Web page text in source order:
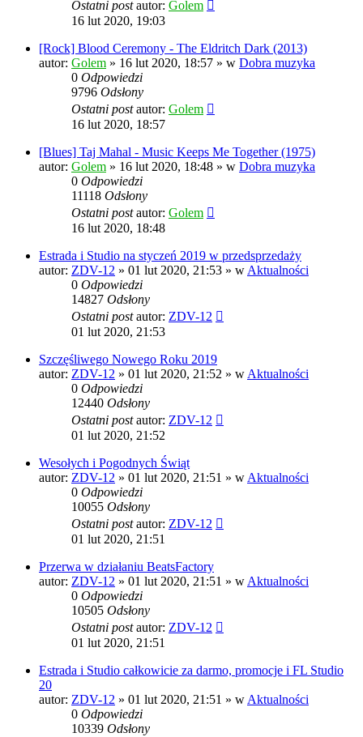
Ostatni postautor: Golem
16 lut 2020, 19:03
[Rock] Blood Ceremony - The Eldritch Dark (2013)
autor: Golem » 16 lut 2020, 18:57 » w Dobra muzyka
0 Odpowiedzi
9796 Odsłony
Ostatni postautor: Golem
16 lut 2020, 18:57
[Blues] Taj Mahal - Music Keeps Me Together (1975)
autor: Golem » 16 lut 2020, 18:48 » w Dobra muzyka
0 Odpowiedzi
11118 Odsłony
Ostatni postautor: Golem
16 lut 2020, 18:48
Estrada i Studio na styczeń 2019 w przedsprzedaży
autor: ZDV-12 » 01 lut 2020, 21:53 » wAktualności
0 Odpowiedzi
14827 Odsłony
Ostatni postautor: ZDV-12
01 lut 2020, 21:53
Szczęśliwego Nowego Roku 2019
autor: ZDV-12 » 01 lut 2020, 21:52 » wAktualności
0 Odpowiedzi
12440 Odsłony
Ostatni postautor: ZDV-12
01 lut 2020, 21:52
Wesołych i Pogodnych Świąt
autor: ZDV-12 » 01 lut 2020, 21:51 » wAktualności
0 Odpowiedzi
10055 Odsłony
Ostatni postautor: ZDV-12
01 lut 2020, 21:51
Przerwa w działaniu BeatsFactory
autor: ZDV-12 » 01 lut 2020, 21:51 » wAktualności
0 Odpowiedzi
10505 Odsłony
Ostatni postautor: ZDV-12
01 lut 2020, 21:51
Estrada i Studio całkowicie za darmo, promocje i FL Studio
20
autor: ZDV-12 » 01 lut 2020, 21:51 » wAktualności
0 Odpowiedzi
10339 Odsłony